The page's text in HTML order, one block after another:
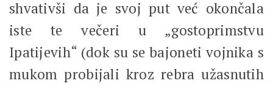
shvativši da je svoj put već okončala
iste te večeri u „gostoprimstvu
Ipatijevih“ (dok su se bajoneti vojnika s
mukom probijali kroz rebra užasnutih